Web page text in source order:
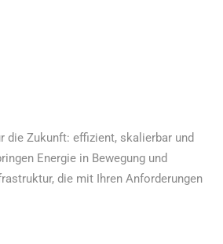
die Zukunft: effizient, skalierbar und
Energie in Bewegung und
die mit Ihren Anforderungen